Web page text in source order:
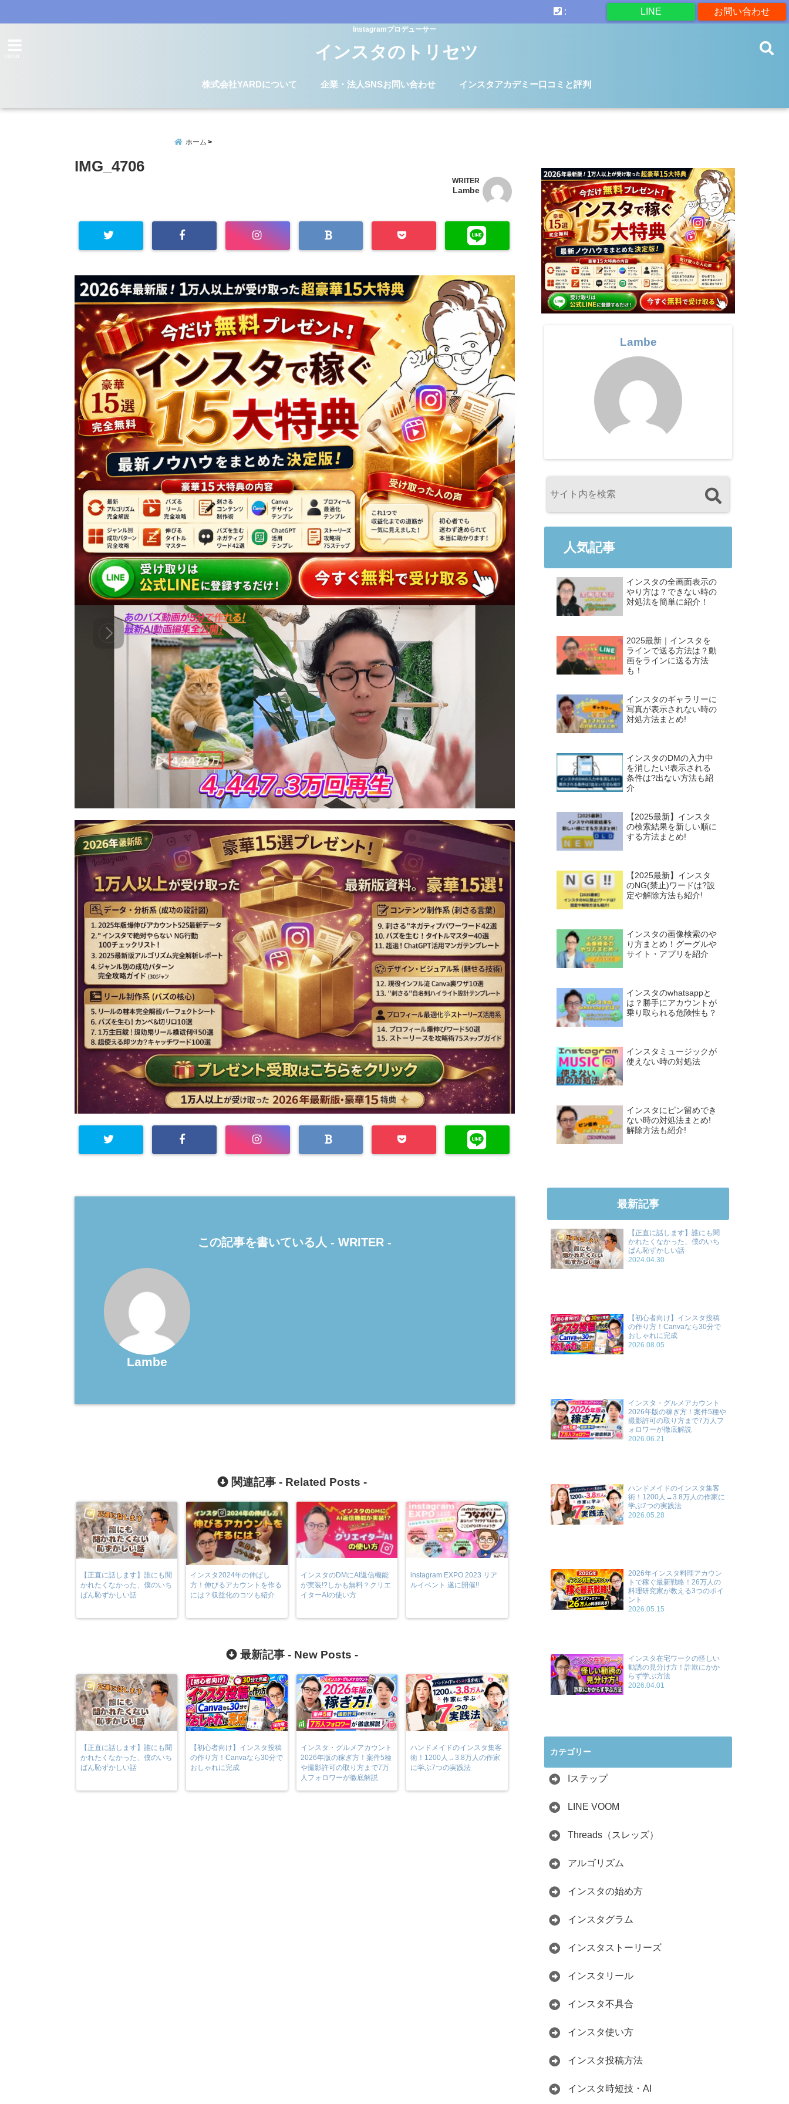
お問い合わせ
LINE
:
Instagramプロデューサー
インスタのトリセツ
株式会社YARDについて 企業・法人SNSお問い合わせ インスタアカデミー口コミと評判
ホーム
IMG_4706
WRITER
Lambe
この記事を書いている人 - WRITER -
Lambe
関連記事 - Related Posts -
【正直に話します】誰にも聞
かれたくなかった、僕のいち
ばん恥ずかしい話
インスタ2024年の伸ばし
方！伸びるアカウントを作る
には？収益化のコツも紹介
インスタのDMにAI返信機能
が実装!?しかも無料？クリエ
イターAIの使い方
instagram EXPO 2023 リア
ルイベント 遂に開催!!
最新記事 - New Posts -
【正直に話します】誰にも聞
かれたくなかった、僕のいち
ばん恥ずかしい話
【初心者向け】インスタ投稿
の作り方！Canvaなら30分で
おしゃれに完成
インスタ・グルメアカウント
2026年版の稼ぎ方！案件5種
や撮影許可の取り方まで7万
人フォロワーが徹底解説
ハンドメイドのインスタ集客
術！1200人→3.8万人の作家
に学ぶ7つの実践法
Lambe
人気記事
インスタの全画面表示の
やり方は？できない時の
対処法を簡単に紹介！
2025最新｜インスタを
ラインで送る方法は？動
画をラインに送る方法
も！
インスタのギャラリーに
写真が表示されない時の
対処方法まとめ!
インスタのDMの入力中
を消したい!表示される
条件は?出ない方法も紹
介
【2025最新】インスタ
の検索結果を新しい順に
する方法まとめ!
【2025最新】インスタ
のNG(禁止)ワードは?設
定や解除方法も紹介!
インスタの画像検索のや
り方まとめ！グーグルや
サイト・アプリを紹介
インスタのwhatsappと
は？勝手にアカウントが
乗り取られる危険性も？
インスタミュージックが
使えない時の対処法
インスタにピン留めでき
ない時の対処法まとめ!
解除方法も紹介!
最新記事
【正直に話します】誰にも聞
かれたくなかった、僕のいち
ばん恥ずかしい話
2024.04.30
【初心者向け】インスタ投稿
の作り方！Canvaなら30分で
おしゃれに完成
2026.08.05
インスタ・グルメアカウント
2026年版の稼ぎ方！案件5種や
撮影許可の取り方まで7万人フ
ォロワーが徹底解説
2026.06.21
ハンドメイドのインスタ集客
術！1200人→3.8万人の作家に
学ぶ7つの実践法
2026.05.28
2026年インスタ料理アカウン
トで稼ぐ最新戦略！26万人の
料理研究家が教える3つのポイ
ント
2026.05.15
インスタ在宅ワークの怪しい
勧誘の見分け方！詐欺にかか
らず学ぶ方法
2026.04.01
カテゴリー
Iステップ
LINE VOOM
Threads（スレッズ）
アルゴリズム
インスタの始め方
インスタグラム
インスタストーリーズ
インスタリール
インスタ不具合
インスタ使い方
インスタ投稿方法
インスタ時短技・AI